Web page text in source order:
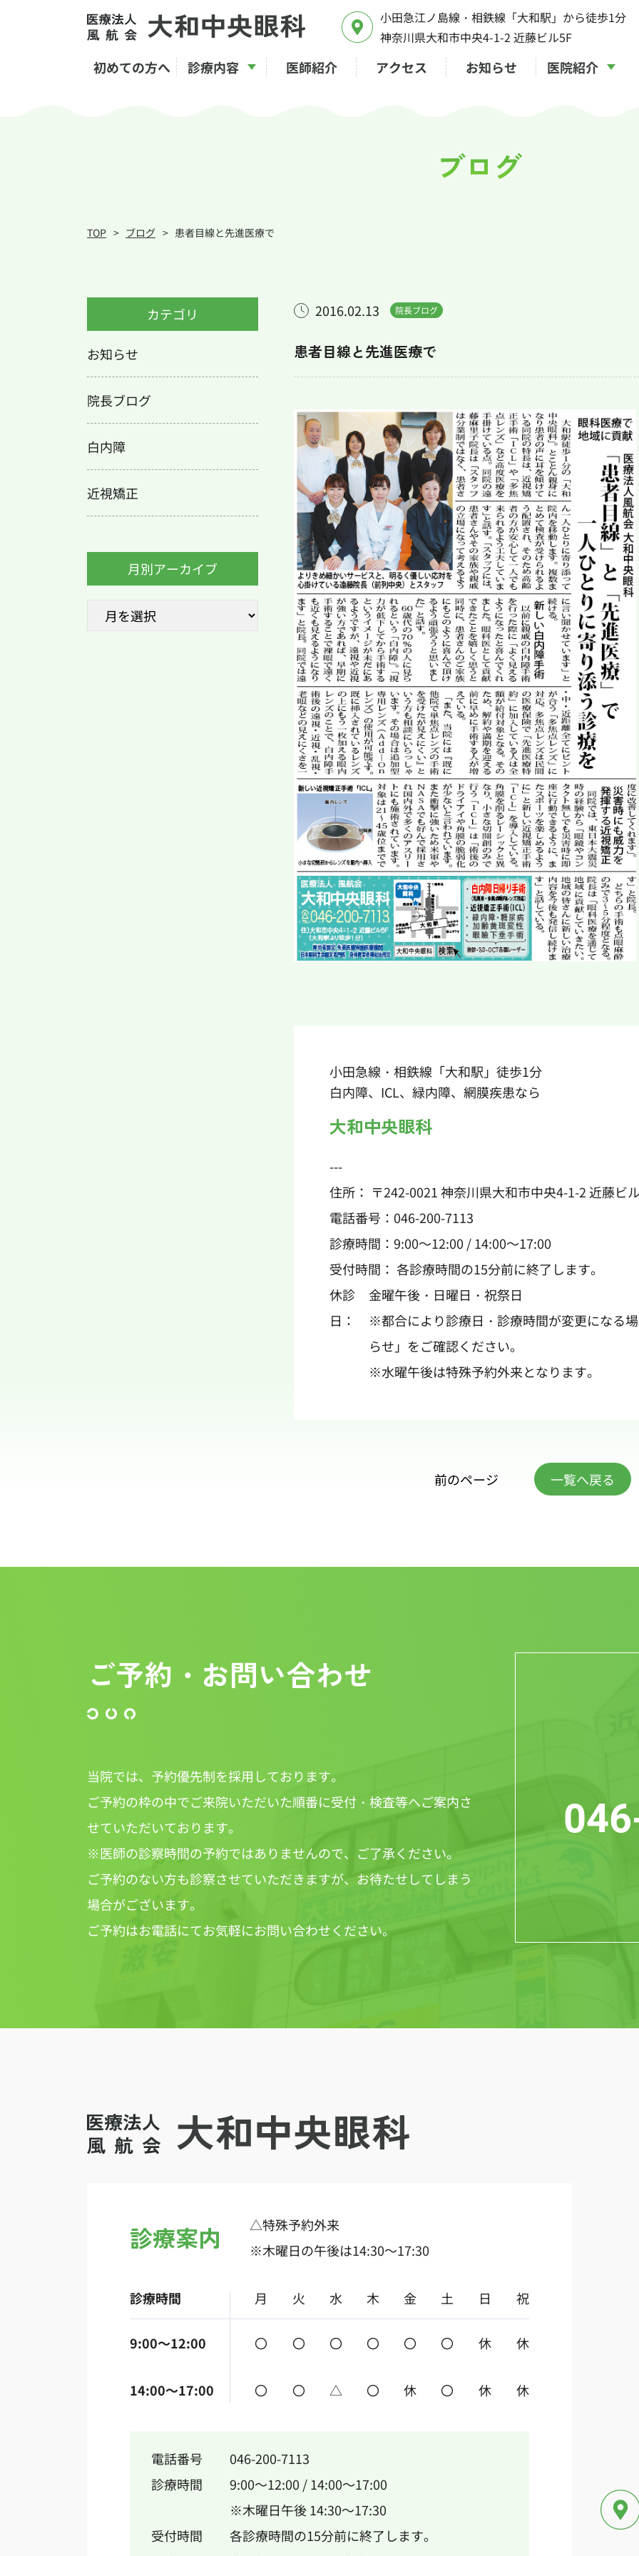
小田急江ノ島線・相鉄線「大和駅」から徒歩1分
神奈川県大和市中央4-1-2 近藤ビル5F
初めての方へ
診療内容
医師紹介 アクセス お知らせ
医院紹介
採用情報
ブログ
TOP ブログ 患者目線と先進医療で
2016.02.13 院長ブログ
患者目線と先進医療で
小田急線・相鉄線「大和駅」徒歩1分
白内障、ICL、緑内障、網膜疾患なら
大和中央眼科
---
住所： 〒242-0021 神奈川県大和市中央4-1-2 近藤ビ
電話番号： 046-200-7113
診療時間：9:00～12:00 / 14:00～17:00
受付時間： 各診療時間の15分前に終了します。
休診
日：
金曜午後・日曜日・祝祭日
※都合により診療日・診療時間が変更になる
らせ 」をご確認ください。
※水曜午後は特殊予約外来となります。
前のページ 一覧へ戻る
カテゴリ
お知らせ
院長ブログ
白内障
近視矯正
月別アーカイブ
ご予約・お問い合わせ
当院では、予約優先制を採用しております。
ご予約の枠の中でご来院いただいた順番に受付・検査等へご案内さ
せていただいております。
※医師の診察時間の予約ではありませんので、ご了承ください。
ご予約のない方も診察させていただきますが、お待たせしてしまう
場合がございます。
ご予約はお電話にてお気軽にお問い合わせください。
診療案内 △特殊予約外来
※木曜日の午後は14:30～17:30
診療時間 月 火 水 木 金 土 日 祝
9:00～12:00 〇 〇 〇 〇 〇 〇 休 休
14:00～17:00 〇 〇 △ 〇 休 〇 休 休
電話番号
046-200-7113
診療時間
9:00～12:00 / 14:00～17:00
※木曜日午後 14:30～17:30
受付時間
各診療時間の15分前に終了します。